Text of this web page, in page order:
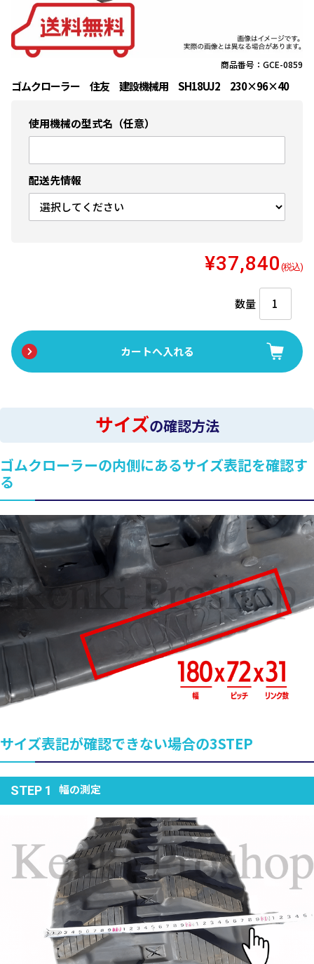
商品番号：GCE-0859
ゴムクローラー 住友 建設機械用 SH18UJ2 230×96×40
使用機械の型式名（任意）
配送先情報
¥37,840 (税込)
数量
サイズの確認方法
ゴムクローラーの内側にあるサイズ表記を確認す
る
サイズ表記が確認できない場合の3STEP
STEP 1 幅の測定